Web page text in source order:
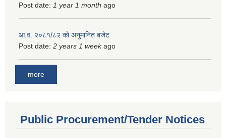
Post date: 1 year 1 month ago
आ.व. २०८१/८२ को अनुमानित बजेट
Post date: 2 years 1 weekago
more
Public Procurement/Tender Notices